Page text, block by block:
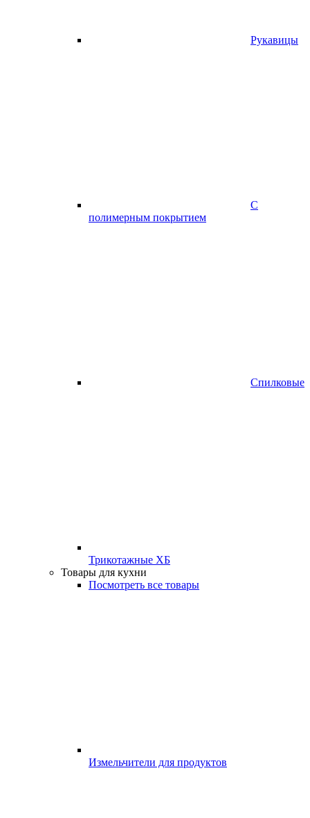
Рукавицы
С
полимерным покрытием
Спилковые
Трикотажные ХБ
Товары для кухни
Посмотреть все товары
Измельчители для продуктов